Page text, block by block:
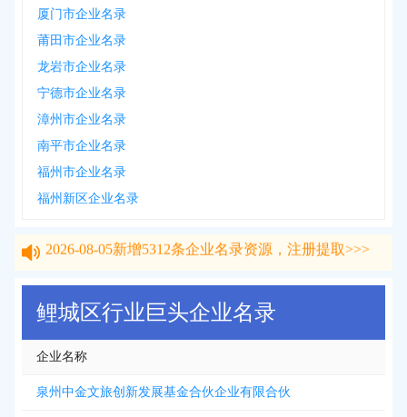
厦门市企业名录
莆田市企业名录
龙岩市企业名录
宁德市企业名录
漳州市企业名录
南平市企业名录
福州市企业名录
福州新区企业名录
鲤城区行业巨头企业名录
企业名称
泉州中金文旅创新发展基金合伙企业有限合伙